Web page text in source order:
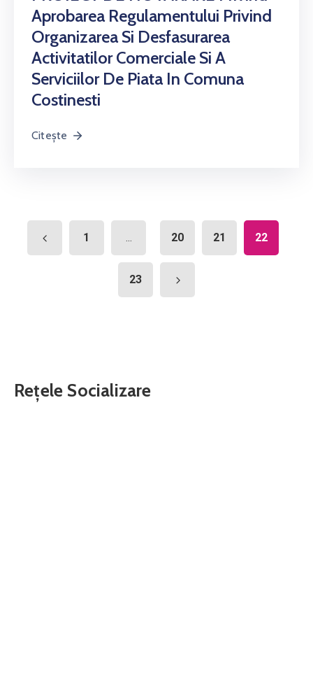
Aprobarea Regulamentului Privind
Organizarea Si Desfasurarea
Activitatilor Comerciale Si A
Serviciilor De Piata In Comuna
Costinesti
Citește
1 ... 20 21 22
23
Rețele Socializare